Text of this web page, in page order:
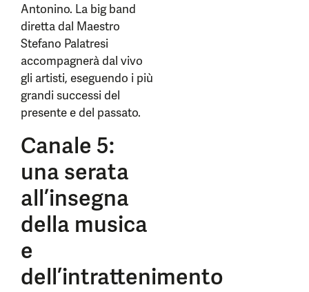
Antonino. La big band
diretta dal Maestro
Stefano Palatresi
accompagnerà dal vivo
gli artisti, eseguendo i più
grandi successi del
presente e del passato.
Canale 5:
una serata
all’insegna
della musica
e
dell’intrattenimento